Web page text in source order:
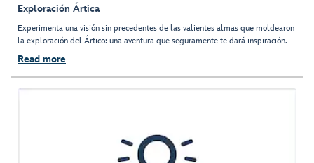
Exploración Ártica
Experimenta una visión sin precedentes de las valientes almas que moldearon
la exploración del Ártico: una aventura que seguramente te dará inspiración.
Read more